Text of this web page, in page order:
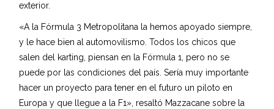
exterior.
«A la Fórmula 3 Metropolitana la hemos apoyado siempre,
y le hace bien al automovilismo. Todos los chicos que
salen del karting, piensan en la Fórmula 1, pero no se
puede por las condiciones del país. Sería muy importante
hacer un proyecto para tener en el futuro un piloto en
Europa y que llegue a la F1», resaltó Mazzacane sobre la